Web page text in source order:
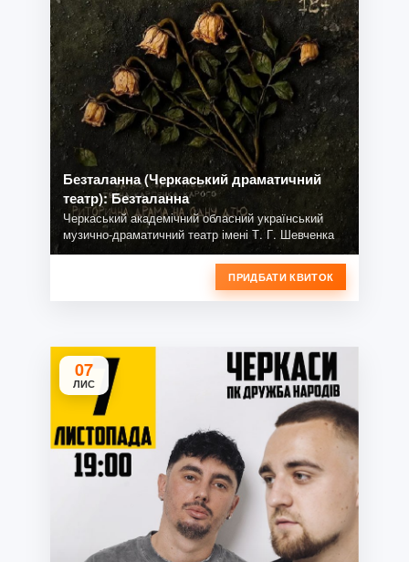
Безталанна (Черкаський драматичний
театр): Безталанна
Черкаський академічний обласний український
музично-драматичний театр імені Т. Г. Шевченка
ПРИДБАТИ КВИТОК
07
ЛИС